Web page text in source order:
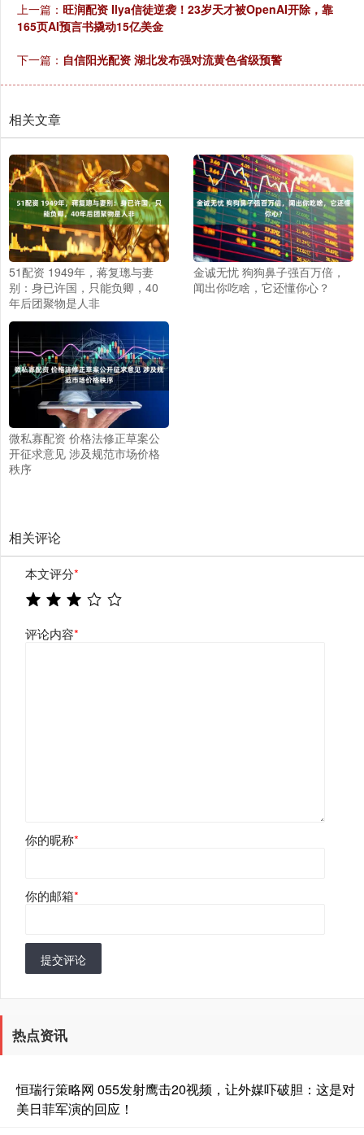
上一篇： 旺润配资 Ilya信徒逆袭！23岁天才被OpenAI开除，靠
165页AI预言书撬动15亿美金
下一篇： 自信阳光配资 湖北发布强对流黄色省级预警
相关文章
51配资 1949年，蒋复璁与妻
别：身已许国，只能负卿，40
年后团聚物是人非
金诚无忧 狗狗鼻子强百万倍，
闻出你吃啥，它还懂你心？
微私寡配资 价格法修正草案公
开征求意见 涉及规范市场价格
秩序
相关评论
本文评分*
评论内容*
你的昵称*
你的邮箱*
提交评论
热点资讯
恒瑞行策略网 055发射鹰击20视频，让外媒吓破胆：这是对
美日菲军演的回应！